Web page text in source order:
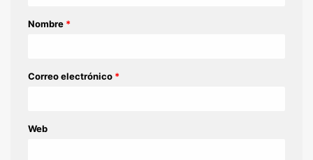
r
Nombre *
Correo electrónico *
Web